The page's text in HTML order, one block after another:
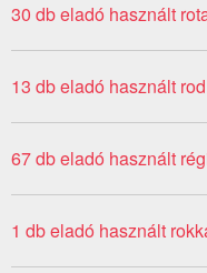
30 db eladó használt
13 db eladó használt
67 db eladó használt
1 db eladó használt